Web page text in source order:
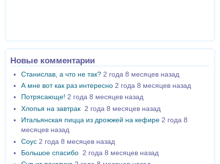
Новые комментарии
Станислав, а что не так? 2 года 8 месяцев назад
А мне вот как раз интересно 2 года 8 месяцев назад
Потрясающе! 2 года 8 месяцев назад
Хлопья на завтрак 2 года 8 месяцев назад
Итальянская пицца из дрожжей на кефире 2 года 8
месяцев назад
Соус 2 года 8 месяцев назад
Большое спасибо 2 года 8 месяцев назад